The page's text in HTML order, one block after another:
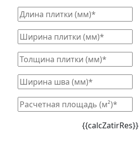
{{calcZatirRes}}